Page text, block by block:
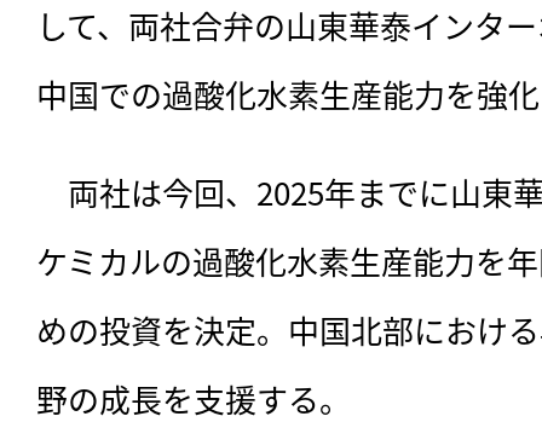
して、両社合弁の山東華泰インタ
中国での過酸化水素生産能力を強
両社は今回、 2025年までに山東
ケミカルの過酸化水素生産能力を
めの投資を決定。中国北部におけ
野の成長を支援する。